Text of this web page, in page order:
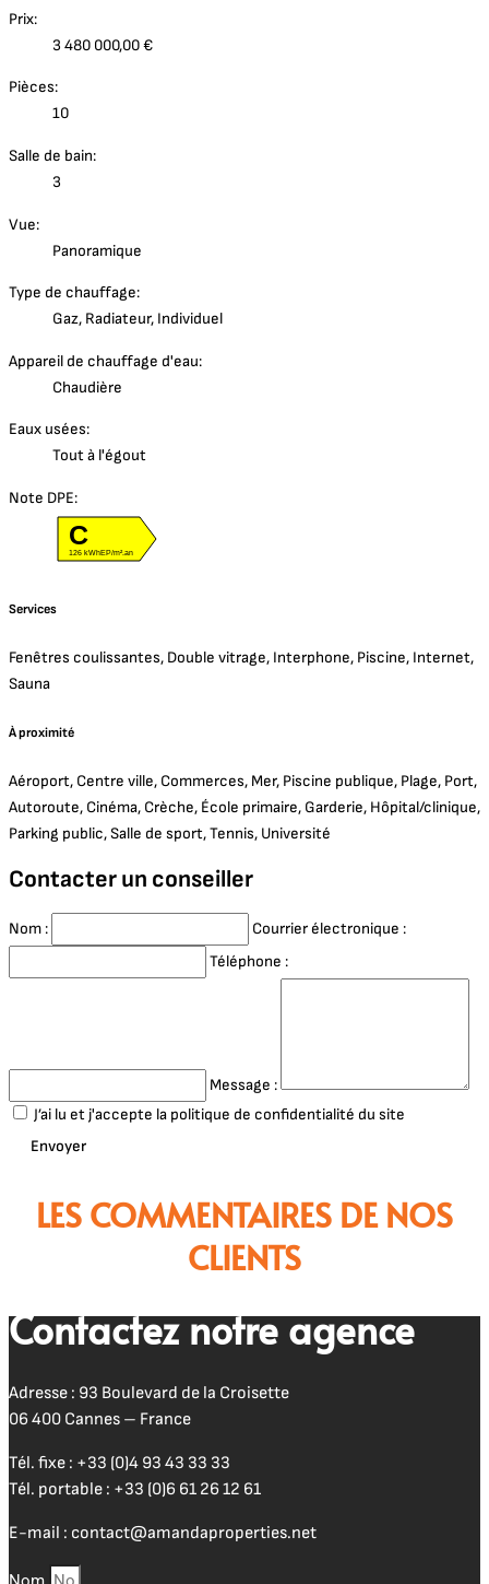
Prix:
3 480 000,00 €
Pièces:
10
Salle de bain:
3
Vue:
Panoramique
Type de chauffage:
Gaz, Radiateur, Individuel
Appareil de chauffage d'eau:
Chaudière
Eaux usées:
Tout à l'égout
Note DPE:
C
126 kWhEP/m².an
Services
Fenêtres coulissantes, Double vitrage, Interphone, Piscine, Internet,
Sauna
À proximité
Aéroport, Centre ville, Commerces, Mer, Piscine publique, Plage, Port,
Autoroute, Cinéma, Crèche, École primaire, Garderie, Hôpital/clinique,
Parking public, Salle de sport, Tennis, Université
Contacter un conseiller
Nom :
Courrier électronique :
Téléphone :
Message :
J’ai lu et j'accepte la politique de confidentialité du site
Envoyer
LES COMMENTAIRES DE NOS
CLIENTS
Contactez notre agence
Adresse : 93 Boulevard de la Croisette
06 400 Cannes – France
Tél. fixe : +33 (0)4 93 43 33 33
Tél. portable : +33 (0)6 61 26 12 61
E-mail : contact@amandaproperties.net